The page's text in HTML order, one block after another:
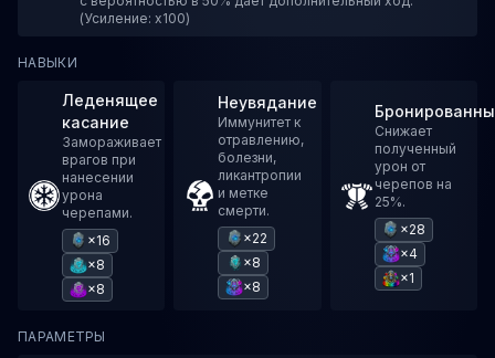
(Усиление: x100)
НАВЫКИ
Леденящее
касание
Замораживает
врагов при
нанесении
урона
черепами.
×16
×8
×8
Неувядание
Иммунитет к
отравлению,
болезни,
ликантропии
и метке
смерти.
×22
×8
×8
Снижает
полученный
урон от
черепов на
25%.
×28
×4
×1
ПАРАМЕТРЫ